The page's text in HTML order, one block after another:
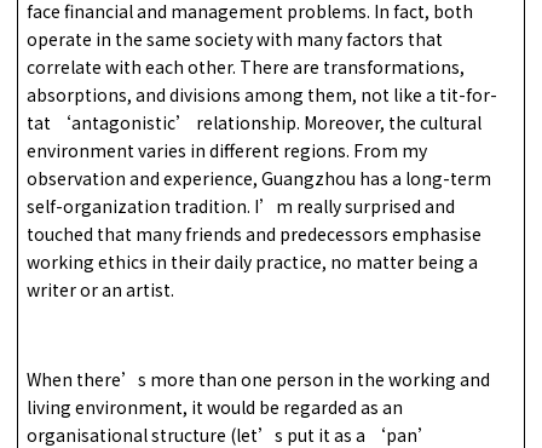
face financial and management problems. In fact, both
operate in the same society with many factors that
correlate with each other. There are transformations,
absorptions, and divisions among them, not like a tit-for-
tat ‘antagonistic’ relationship. Moreover, the cultural
environment varies in different regions. From my
observation and experience, Guangzhou has a long-term
self-organization tradition. I’m really surprised and
touched that many friends and predecessors emphasise
working ethics in their daily practice, no matter being a
writer or an artist.
When there’s more than one person in the working and
living environment, it would be regarded as an
organisational structure (let’s put it as a ‘pan’